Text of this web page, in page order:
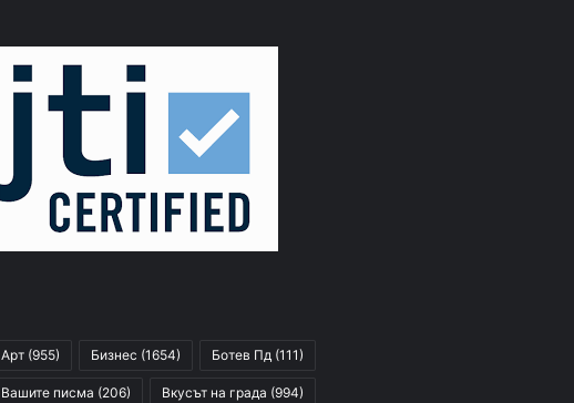
Арт (955) Бизнес (1654) Ботев Пд (111)
Вашите писма (206) Вкусът на града (994)